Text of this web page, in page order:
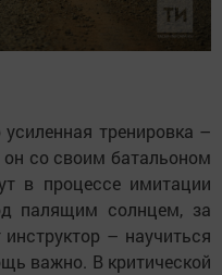
тренировка –
он со своим батальоном
в процессе имитации
палящим солнцем, за
– научиться
важно. В критической